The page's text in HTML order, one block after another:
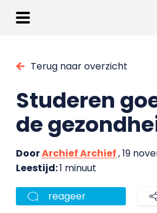
Terug naar overzicht
Studeren
de
DoorArchief Archief, 19
Leestijd:1 minuut
reageer